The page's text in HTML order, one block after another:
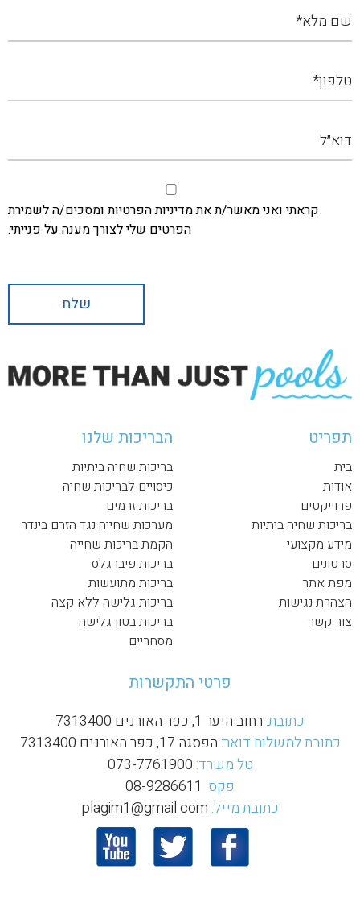
קראתי ואני מאשר/ת את מדיניות הפרטיות ומסכים/ה לשמירת
הפרטים שלי לצורך מענה על פנייתי.
תפריט
בית
אודות
פרוייקטים
בריכות שחיה ביתיות
מידע מקצועי
סרטונים
מפת אתר
הצהרת נגישות
צור קשר
הבריכות שלנו
בריכות שחיה ביתיות
כיסויים לבריכות שחיה
בריכות זרמים
מערכות שחייה נגד הזרם בינדר
הקמת בריכות שחייה
בריכות פיברגלס
בריכות מתועשות
בריכות גלישה ללא קצה
בריכות בטון גלישה
מסחריים
פרטי התקשרות
כתובת: רחוב היער 1, כפר האורנים 7313400
כתובת למשלוח דואר: הפסגה 17, כפר האורנים 7313400
טל משרד: 073-7761900
פקס:
כתובת מייל: plagim1@gmail.com